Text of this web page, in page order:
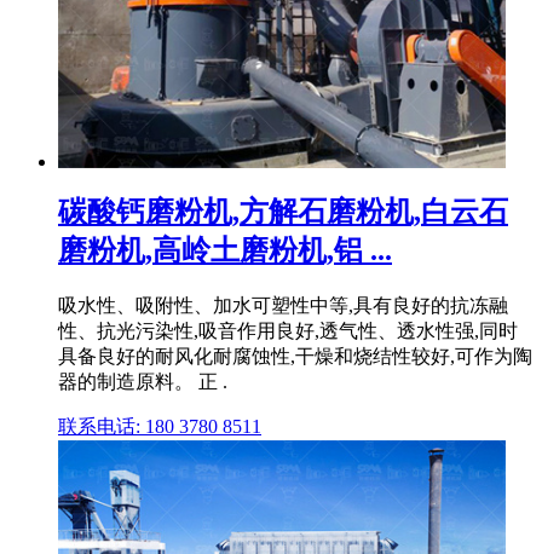
碳酸钙磨粉机,方解石磨粉机,白云石
磨粉机,高岭土磨粉机,铝 ...
吸水性、吸附性、加水可塑性中等,具有良好的抗冻融
性、抗光污染性,吸音作用良好,透气性、透水性强,同时
具备良好的耐风化耐腐蚀性,干燥和烧结性较好,可作为陶
器的制造原料。 正 .
联系电话: 180 3780 8511